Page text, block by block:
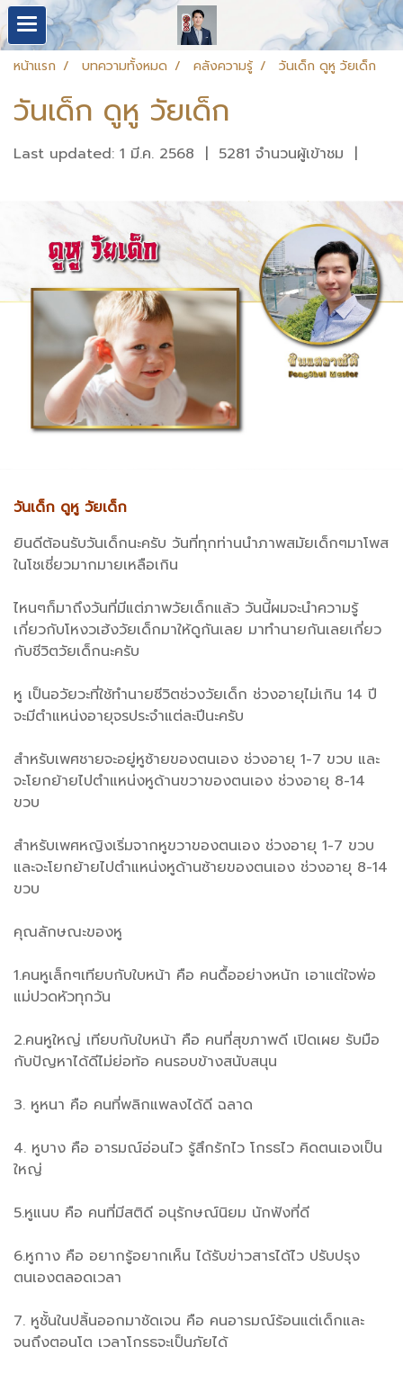
หน้าแรก บทความทั้งหมด คลังความรู้ วันเด็ก ดูหู วัยเด็ก
วันเด็ก ดูหู วัยเด็ก
Last updated: 1 มี.ค. 2568 | 5281 จำนวนผู้เข้าชม |
วันเด็ก ดูหู วัยเด็ก
ยินดีต้อนรับวันเด็กนะครับ วันที่ทุกท่านนำภาพสมัยเด็กๆมาโพส
ในโชเชี่ยวมากมายเหลือเกิน
ไหนๆก็มาถึงวันที่มีแต่ภาพวัยเด็กแล้ว วันนี้ผมจะนำความรู้
เกี่ยวกับโหงวเฮ้งวัยเด็กมาให้ดูกันเลย มาทำนายกันเลยเกี่ยว
กับชีวิตวัยเด็กนะครับ
หู เป็นอวัยวะที่ใช้ทำนายชีวิตช่วงวัยเด็ก ช่วงอายุไม่เกิน 14 ปี
จะมีตำแหน่งอายุจรประจำแต่ละปีนะครับ
สำหรับเพศชายจะอยู่หูซ้ายของตนเอง ช่วงอายุ 1-7 ขวบ และ
จะโยกย้ายไปตำแหน่งหูด้านขวาของตนเอง ช่วงอายุ 8-14
ขวบ
สำหรับเพศหญิงเริ่มจากหูขวาของตนเอง ช่วงอายุ 1-7 ขวบ
และจะโยกย้ายไปตำแหน่งหูด้านซ้ายของตนเอง ช่วงอายุ 8-14
ขวบ
คุณลักษณะของหู
1.คนหูเล็กๆเทียบกับใบหน้า คือ คนดื้ออย่างหนัก เอาแต่ใจพ่อ
แม่ปวดหัวทุกวัน
2.คนหูใหญ่ เทียบกับใบหน้า คือ คนที่สุขภาพดี เปิดเผย รับมือ
กับปัญหาได้ดีไม่ย่อท้อ คนรอบข้างสนับสนุน
3. หูหนา คือ คนที่พลิกแพลงได้ดี ฉลาด
4. หูบาง คือ อารมณ์อ่อนไว รู้สึกรักไว โกรธไว คิดตนเองเป็น
ใหญ่
5.หูแนบ คือ คนที่มีสติดี อนุรักษณ์นิยม นักฟังที่ดี
6.หูกาง คือ อยากรู้อยากเห็น ได้รับข่าวสารได้ไว ปรับปรุง
ตนเองตลอดเวลา
7. หูชั้นในปลิ้นออกมาชัดเจน คือ คนอารมณ์ร้อนแต่เด็กและ
จนถึงตอนโต เวลาโกรธจะเป็นภัยได้